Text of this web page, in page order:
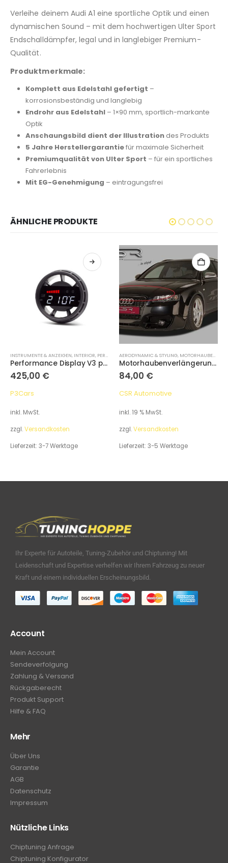
Verleihe deinem Audi A1 eine sportliche Optik und einen
dynamischen Sound – mit dem hochwertigen Ulter Sport
Endschalldämpfer, legal und in langlebiger Premium-
Qualität.
Produktmerkmale:
Komplett aus Edelstahl gefertigt –
korrosionsbeständig und langlebig
Endrohr aus Edelstahl– 1×90 mm, sportlich-markante
Optik
Anschaungsbild dient der Illustrationdes Produkts
5 Jahre Herstellergarantiefür maximale Sicherheit
Premiumqualität von Ulter Sport – für ein sportliches
Fahrerlebnis
Mit EG-Genehmigung – eintragungsfrei
ÄHNLICHE PRODUKTE
INSTRUMENTE & ANZEIGEN, INTERIOR, PERFORMANCE DISPLAYS
Performance Display V3 passend für Audi 8X A1/S1 2010-2018
425,00 €
P3Cars
inkl. MwSt.
zzgl.Versandkosten
Lieferzeit: 3-7 Werktage
AERODYNAMIC & STYLING, MOTORHAUBENVERLÄNGERUNG
Motorhaubenverlängerung, Audi A4 B6
84,00 €
CSR Automotive
inkl. 19 % MwSt.
zzgl.Versandkosten
Lieferzeit: 3-5 Werktage
Ihr Experte für Autoteile, Tuning-Zubehör und Chiptuning! Mit
Leidenschaft und Expertise verhelfen wir Ihrem Fahrzeug zu neuer
Kraft und einem individuellen Erscheinungsbild.
Account
Mein Account
Sendeverfolgung
Zahlung & Versand
Rückgaberecht
Produkt Support
Hilfe & FAQ
Mehr
Über Uns
Garantie
AGB
Datenschutz
Impressum
Nützliche Links
Chiptuning Anfrage
Chiptuning Konfigurator